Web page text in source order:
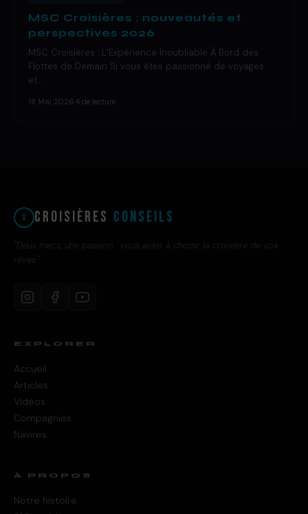
MSC Croisières : nouveautés et
perspectives 2026
MSC Croisières : L’Expérience Inoubliable À Bord des
Flottes de Demain Si vous êtes passionné de voyages
et…
18 Mai 2026 4 de lecture
Croisières Conseils
"Deux mecs, une passion : vous aider à choisir la croisière de vos
rêves."
EXPLORER
Accueil
Articles
Vidéos
Compagnies
Navires
À PROPOS
Notre histoire